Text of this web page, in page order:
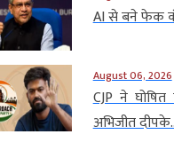
AI से बने फेक
August 06, 2026
CJP ने घोषित
अभिजीत